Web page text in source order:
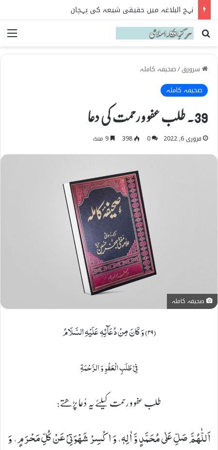
نہج البلاغہ میں حقیقی شیعہ کی پہچان
Search for
سرورق/صحیفہ کاملہ
صحیفہ کاملہ
39۔ طلب عفو و رحمت کی دعا
فروری 6, 2022 0
398
صحیفہ کاملہ
(۳۹) وَ كَانَ مِنْ دُعَآئِهٖ عَلَیْهِ السَّلَامُ
فِیْ طَلَبِ الْعَفْوِ وَ الرَّحْمَةِ
طلب عفو و رحمت کیلئے یہ دُعا پڑھتے:
اَللّٰهُمَّ صَلِّ عَلٰى مُحَمَّدٍ وَّ اٰلِهٖ، وَ اكْسِرْ شَهْوَتِیْ عَنْ كُلِّ مَحْرَمٍ، وَ